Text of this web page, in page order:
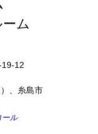
ム
12
、糸島市
ール